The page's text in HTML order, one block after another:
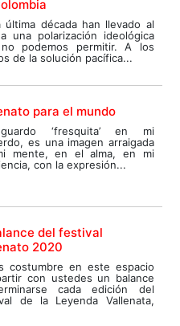
última década han llevado al
una polarización ideológica
podemos permitir. A los
de la solución pacífica...
para el mundo
‘fresquita’ en mi
es una imagen arraigada
mente, en el alma, en mi
con la expresión...
del festival
2020
costumbre en este espacio
con ustedes un balance
cada edición del
de la Leyenda Vallenata,